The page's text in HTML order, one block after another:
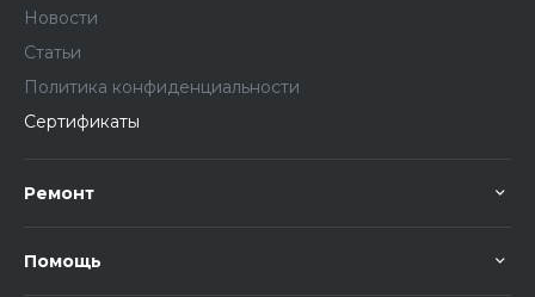
Новости
Статьи
Политика конфиденциальности
Сертификаты
Ремонт
Помощь